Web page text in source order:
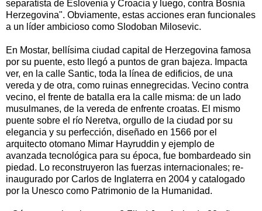
separatista de Eslovenia y Croacia y luego, contra Bosnia
Herzegovina". Obviamente, estas acciones eran funcionales
a un líder ambicioso como Slodoban Milosevic.
En Mostar, bellísima ciudad capital de Herzegovina famosa
por su puente, esto llegó a puntos de gran bajeza. Impacta
ver, en la calle Santic, toda la línea de edificios, de una
vereda y de otra, como ruinas ennegrecidas. Vecino contra
vecino, el frente de batalla era la calle misma: de un lado
musulmanes, de la vereda de enfrente croatas. El mismo
puente sobre el río Neretva, orgullo de la ciudad por su
elegancia y su perfección, diseñado en 1566 por el
arquitecto otomano Mimar Hayruddin y ejemplo de
avanzada tecnológica para su época, fue bombardeado sin
piedad. Lo reconstruyeron las fuerzas internacionales; re-
inaugurado por Carlos de Inglaterra en 2004 y catalogado
por la Unesco como Patrimonio de la Humanidad.